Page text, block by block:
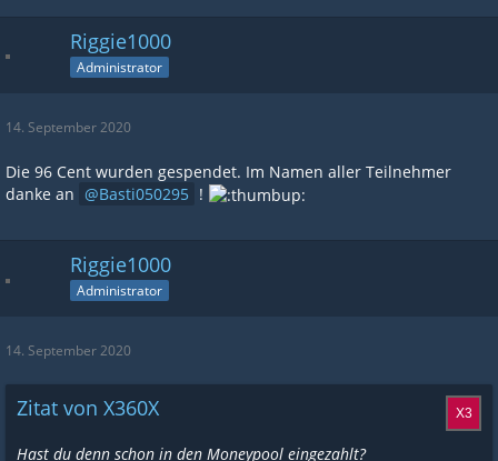
Basti050295 2 IPs
2 IPs
Max2412 6 IPs
achimsen 5 IPs
magst du mir den hier schreiben oder einfach per PN, pls?
Riggie1000
Administrator
14. September 2020
Die 96 Cent wurden gespendet. Im Namen aller Teilnehmer
danke an
Basti050295 !
Riggie1000
Administrator
14. September 2020
Zitat von X360X
Hast du denn schon in den Moneypool eingezahlt?